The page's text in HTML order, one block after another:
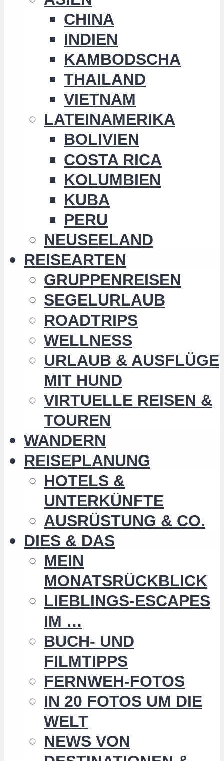
CHINA
INDIEN
KAMBODSCHA
THAILAND
VIETNAM
LATEINAMERIKA
BOLIVIEN
COSTA RICA
KOLUMBIEN
KUBA
PERU
NEUSEELAND
REISEARTEN
GRUPPENREISEN
SEGELURLAUB
ROADTRIPS
WELLNESS
URLAUB & AUSFLÜGE
MIT HUND
VIRTUELLE REISEN &
TOUREN
WANDERN
REISEPLANUNG
HOTELS &
UNTERKÜNFTE
AUSRÜSTUNG & CO.
DIES & DAS
MEIN
MONATSRÜCKBLICK
LIEBLINGS-ESCAPES
IM …
BUCH- UND
FILMTIPPS
FERNWEH-FOTOS
IN 20 FOTOS UM DIE
WELT
NEWS VON